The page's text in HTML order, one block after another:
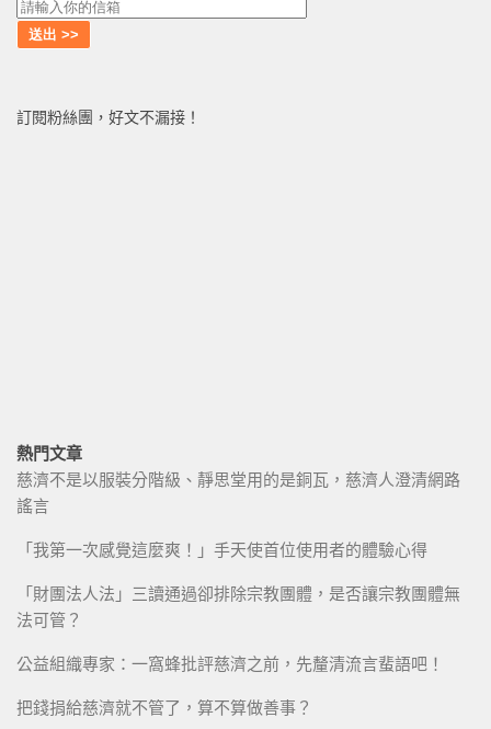
訂閱粉絲團，好文不漏接！
熱門文章
慈濟不是以服裝分階級、靜思堂用的是銅瓦，慈濟人澄清網路
謠言
「我第一次感覺這麼爽！」手天使首位使用者的體驗心得
「財團法人法」三讀通過卻排除宗教團體，是否讓宗教團體無
法可管？
公益組織專家：一窩蜂批評慈濟之前，先釐清流言蜚語吧！
把錢捐給慈濟就不管了，算不算做善事？